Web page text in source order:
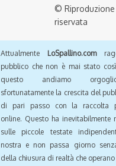
sfortunatamente la crescita del
di pari passo con la raccolta
sulle piccole testate
nostra e non passa giorno
della chiusura di realtà che
settore. Noi però siamo
online e continuare a fornire
apprezzato da tifosi e addetti ai
Convinti di potercela fare sempre
con le nostre forze, non abbiamo
supporto alla nostra comunità